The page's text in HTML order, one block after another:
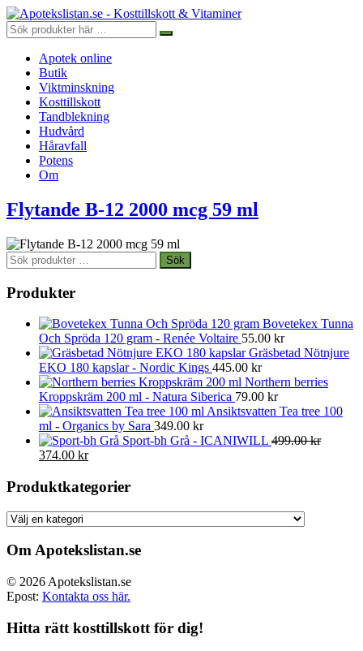
Apotek online
Butik
Viktminskning
Kosttillskott
Tandblekning
Hudvård
Håravfall
Potens
Om
Flytande B-12 2000 mcg 59 ml
Sök
efter:
Sök
Produkter
Bovetekex Tunna
Och Spröda 120 gram - Renée Voltaire 55.00 kr
Gräsbetad Nötnjure
EKO 180 kapslar - Nordic Kings 445.00 kr
Northern berries
Kroppskräm 200 ml - Natura Siberica 79.00 kr
Ansiktsvatten Tea tree 100
ml - Organics by Sara 349.00 kr
Sport-bh Grå - ICANIWILL 499.00kr
Det
priset
499.00 kr.
374.00 krDet
priset
är:
374.00 kr.
Produktkategorier
Om Apotekslistan.se
© 2026 Apotekslistan.se
Epost: Kontakta oss här.
Hitta rätt kosttillskott för dig!